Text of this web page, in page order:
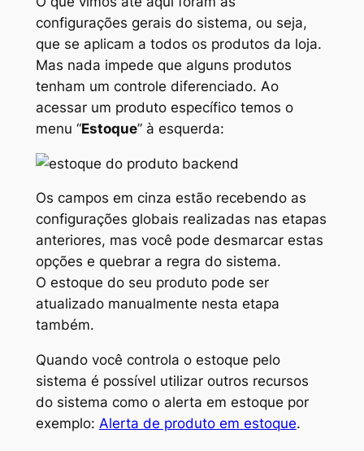
configurações gerais do sistema, ou seja,
que se aplicam a todos os produtos da loja.
Mas nada impede que alguns produtos
tenham um controle diferenciado. Ao
acessar um produto específico temos o
menu “Estoque” à esquerda:
Os campos em cinza estão recebendo as
configurações globais realizadas nas etapas
anteriores, mas você pode desmarcar estas
opções e quebrar a regra do sistema.
O estoque do seu produto pode ser
atualizado manualmente nesta etapa
também.
Quando você controla o estoque pelo
sistema é possível utilizar outros recursos
do sistema como o alerta em estoque por
exemplo: Alerta de produto em estoque.